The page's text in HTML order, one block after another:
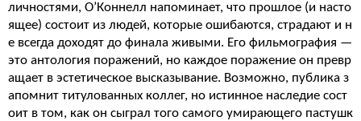
личностями, О’Коннелл напоминает, что прошлое (и насто
ящее) состоит из людей, которые ошибаются, страдают и н
е всегда доходят до финала живыми. Его фильмография —
это антология поражений, но каждое поражение он превр
ащает в эстетическое высказывание. Возможно, публика з
апомнит титулованных коллег, но истинное наследие сост
оит в том, как он сыграл того самого умирающего пастушк